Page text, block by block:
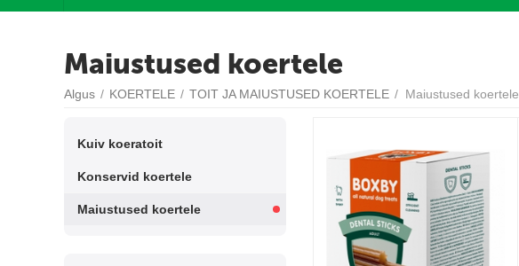
Maiustused koertele
Algus / KOERTELE / TOIT JA MAIUSTUSED KOERTELE / Maiustused koertele
Kuiv koeratoit
Konservid koertele
Maiustused koertele